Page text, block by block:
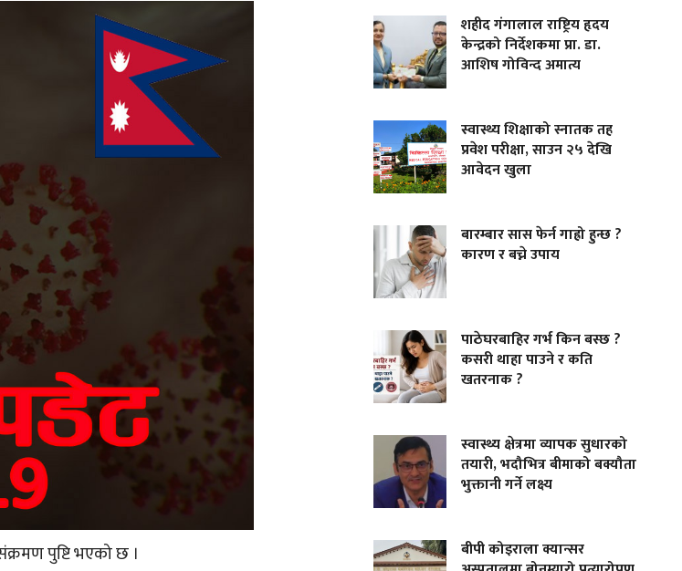
पुष्टि भएको छ ।
शहीद गंगालाल राष्ट्रिय हृदय
केन्द्रको निर्देशकमा प्रा. डा.
आशिष गोविन्द अमात्य
स्वास्थ्य शिक्षाको स्नातक तह
प्रवेश परीक्षा, साउन २५ देखि
आवेदन खुला
बारम्बार सास फेर्न गाह्रो हुन्छ ?
कारण र बच्ने उपाय
पाठेघरबाहिर गर्भ किन बस्छ ?
कसरी थाहा पाउने र कति
खतरनाक ?
स्वास्थ्य क्षेत्रमा व्यापक सुधारको
तयारी, भदौभित्र बीमाको बक्यौता
भुक्तानी गर्ने लक्ष्य
बीपी कोइराला क्यान्सर